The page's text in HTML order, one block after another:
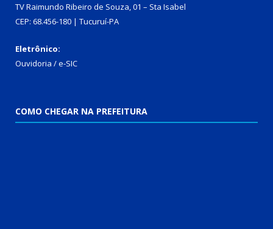
TV Raimundo Ribeiro de Souza, 01 – Sta Isabel
CEP: 68.456-180 | Tucuruí-PA
Eletrônico:
Ouvidoria /e-SIC
COMO CHEGAR NA PREFEITURA